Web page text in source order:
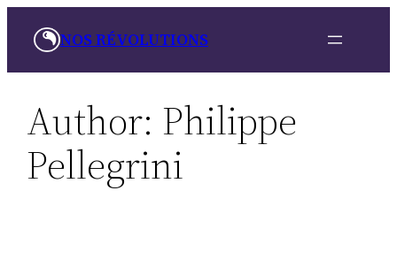
NOS RÉVOLUTIONS
Author: Philippe
Pellegrini